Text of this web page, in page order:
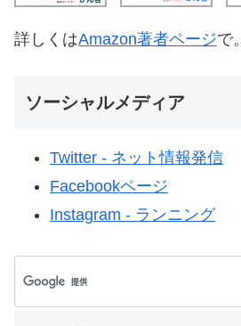
詳しくはAmazon著者ページで。
ソーシャルメディア
Twitter - ネット情報発信
Facebookページ
Instagram - ランニング